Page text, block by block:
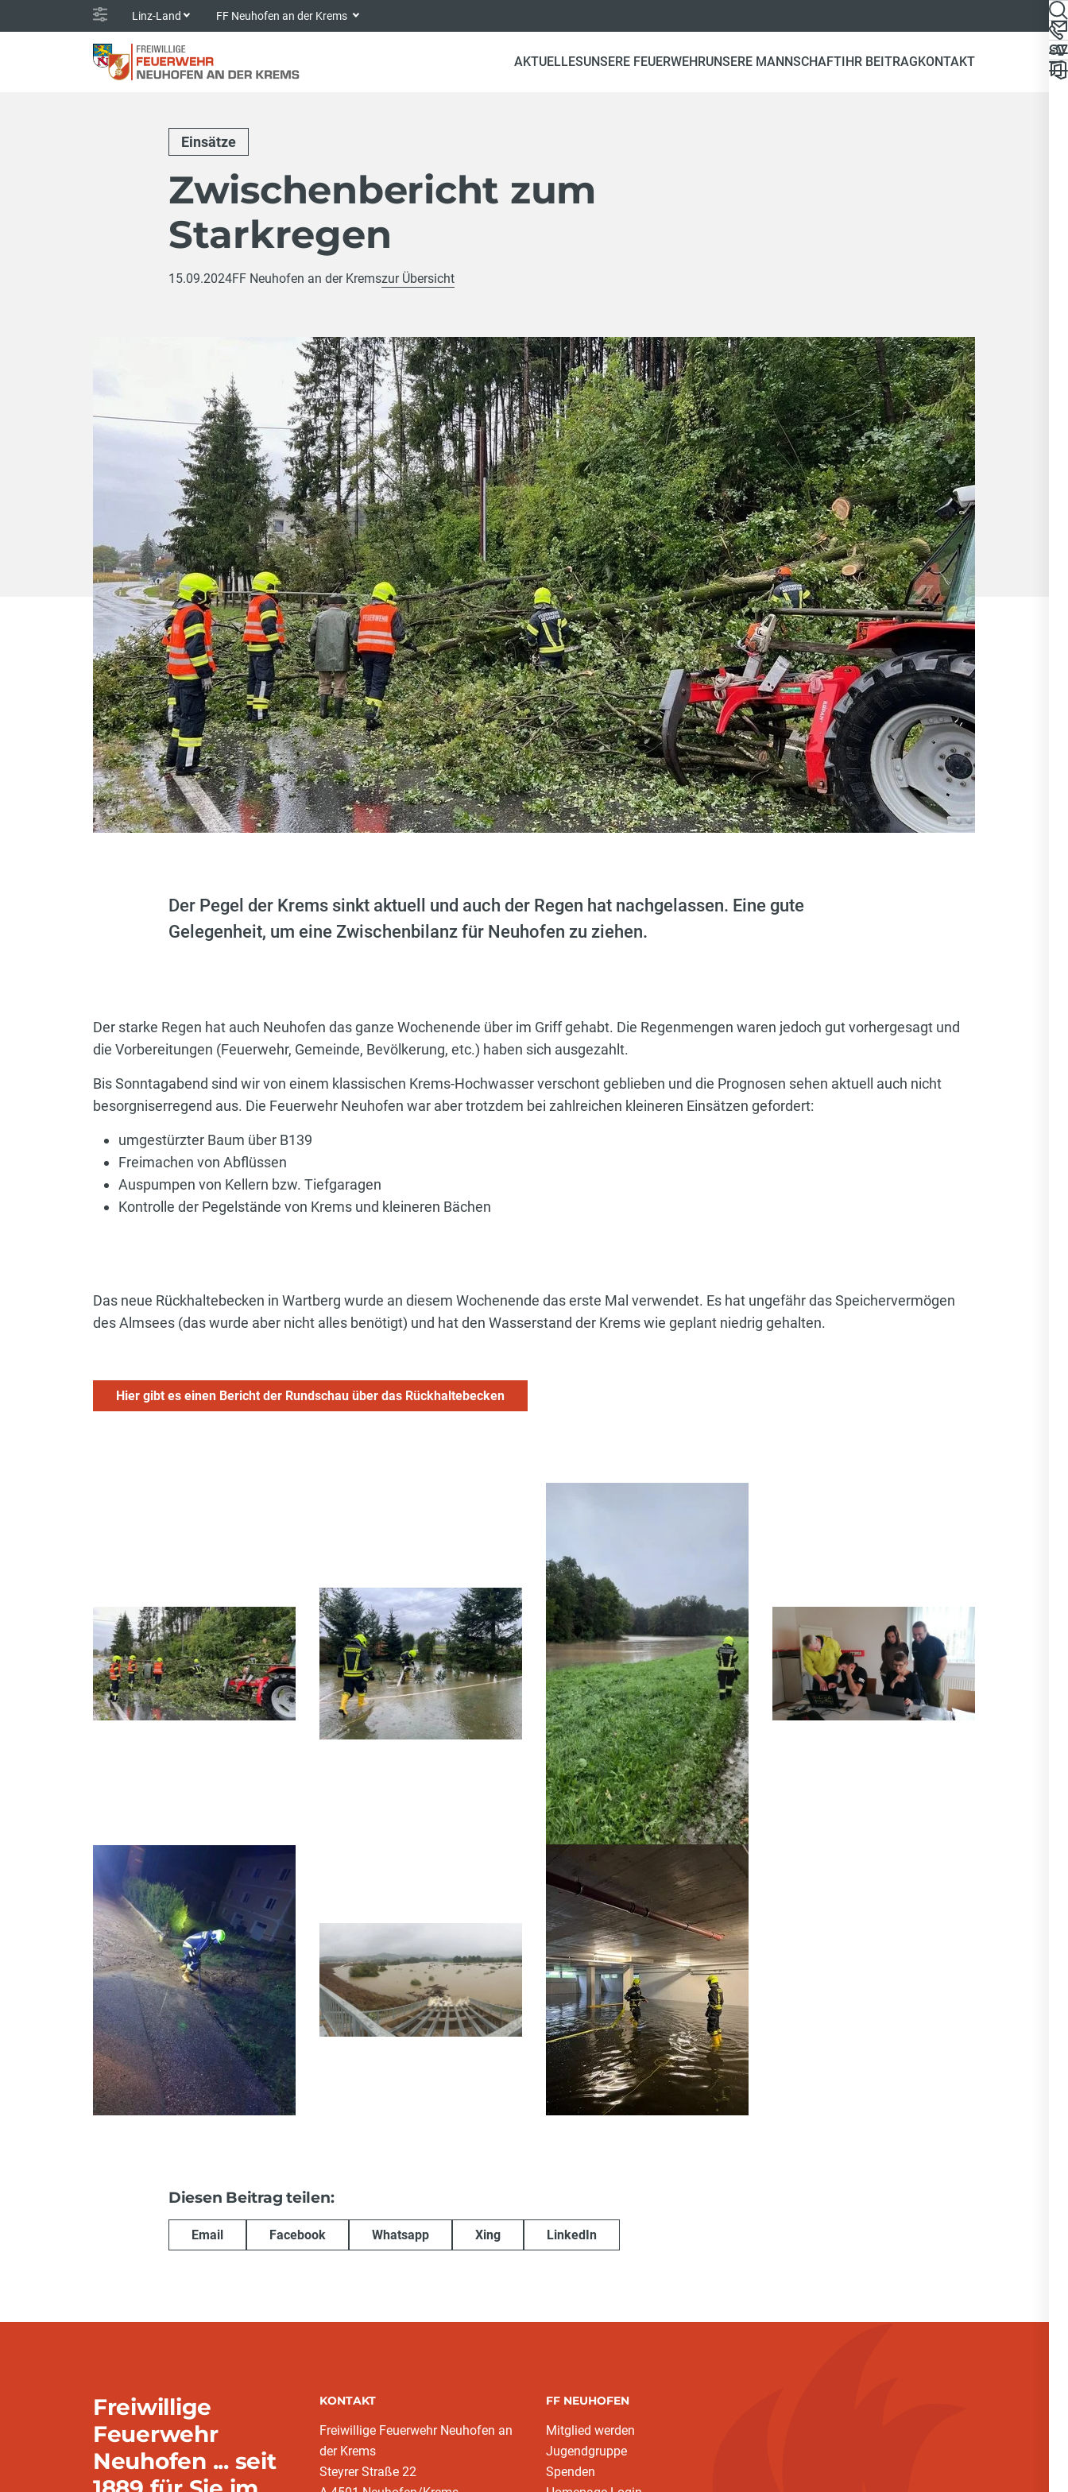
Linz-Land FF Neuhofen an der Krems
AKTUELLESUNSERE FEUERWEHRUNSERE MANNSCHAFTIHR BEITRAGKONTAKT
Einsätze
Zwischenbericht zum
Starkregen
15.09.2024FF Neuhofen an der Kremszur Übersicht
Der Pegel der Krems sinkt aktuell und auch der Regen hat nachgelassen. Eine gute
Gelegenheit, um eine Zwischenbilanz für Neuhofen zu ziehen.
Der starke Regen hat auch Neuhofen das ganze Wochenende über im Griff gehabt. Die Regenmengen waren jedoch gut vorhergesagt und
die Vorbereitungen (Feuerwehr, Gemeinde, Bevölkerung, etc.) haben sich ausgezahlt.
Bis Sonntagabend sind wir von einem klassischen Krems-Hochwasser verschont geblieben und die Prognosen sehen aktuell auch nicht
besorgniserregend aus. Die Feuerwehr Neuhofen war aber trotzdem bei zahlreichen kleineren Einsätzen gefordert:
umgestürzter Baum über B139
Freimachen von Abflüssen
Auspumpen von Kellern bzw. Tiefgaragen
Kontrolle der Pegelstände von Krems und kleineren Bächen
Das neue Rückhaltebecken in Wartberg wurde an diesem Wochenende das erste Mal verwendet. Es hat ungefähr das Speichervermögen
des Almsees (das wurde aber nicht alles benötigt) und hat den Wasserstand der Krems wie geplant niedrig gehalten.
Hier gibt es einen Bericht der Rundschau über das Rückhaltebecken
Diesen Beitrag teilen:
Email Facebook Whatsapp Xing LinkedIn
Freiwillige
Feuerwehr
Neuhofen ... seit
KONTAKT
Freiwillige Feuerwehr Neuhofen an
der Krems
Steyrer Straße 22
FF NEUHOFEN
Mitglied werden
Jugendgruppe
Spenden